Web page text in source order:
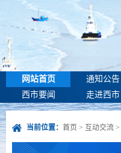
网站首页 通知公告
西市要闻
走进西市
当前位置： 首页 > 互动交流 >